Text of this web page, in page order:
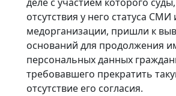
отсутствия у него статуса СМИ
медорганизации, пришли к
оснований для продолжения
персональных данных
требовавшего прекратить
отсутствие его согласия.